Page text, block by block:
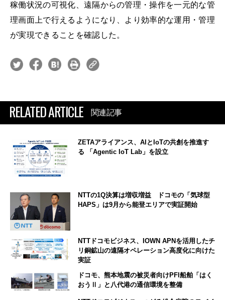
稼働状況の可視化、遠隔からの管理・操作を一元的な管
理画面上で行えるようになり、より効率的な運用・管理
が実現できることを確認した。
RELATED ARTICLE 関連記事
ZETAアライアンス、AIとIoTの共創を推進す
る 「Agentic IoT Lab」を設立
NTTの1Q決算は増収増益 ドコモの「気球型
HAPS」は9月から能登エリアで実証開始
NTTドコモビジネス、IOWN APNを活用したチ
リ銅鉱山の遠隔オペレーション高度化に向けた
実証
ドコモ、熊本地震の被災者向けPFI船舶「はく
おうⅡ」と八代港の通信環境を整備